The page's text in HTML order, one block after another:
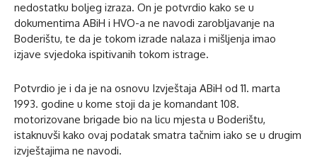
nedostatku boljeg izraza. On je potvrdio kako se u
dokumentima ABiH i HVO-a ne navodi zarobljavanje na
Boderištu, te da je tokom izrade nalaza i mišljenja imao
izjave svjedoka ispitivanih tokom istrage.
Potvrdio je i da je na osnovu Izvještaja ABiH od 11. marta
1993. godine u kome stoji da je komandant 108.
motorizovane brigade bio na licu mjesta u Boderištu,
istaknuvši kako ovaj podatak smatra tačnim iako se u drugim
izvještajima ne navodi.